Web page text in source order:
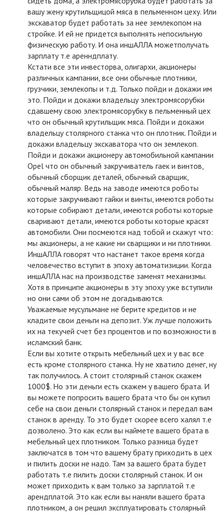
вашу жену крутильщицой мяса в пельменном цеху. Или
экскаватор будет работать за нее землекопом на
стройке. И ей не придется выполнять непосильную
физическую работу. И она иншАЛЛА можетполучать
зарплату т.е аренндплату.
Кстати все эти инвесторва, олигархи, акционеры
различных кампании, все они обычные плотники,
грузчики, землекопы и т.д. Только пойди и докажи им
это. Пойди и докажи владельцу электромясорубки
сдавшему свою электромясорубку в пельменный цех
что он обычный крутильщик мяса. Пойди и докажи
владельцу столярного станка что он плотник. Пойди и
докажи владельцу экскаватора что он землекоп.
Пойди и докажи акционеру автомобильной кампании
Opel что он обычный закручиватель гаек и винтов,
обычный сборщик деталей, обычный сварщик,
обычный маляр. Ведь на заводе имеются роботы
которые закручивают гайки и винты, имеются роботы
которые собирают детали, имеются роботы которые
сваривают детали, имеются роботы которые красят
автомобили. Они посмеются над тобой и скажут что:
мы акционеры, а не какие ни сварщики и ни плотники.
ИншАЛЛА говорят что настанет такое время когда
человечество вступит в эпоху автоматизиции. Когда
иншАЛЛА нас на производстве заменят механизмы.
Хотя в принципе акционеры в эту эпоху уже вступили
но они сами об этом не догадываются.
Уважаемые мусульмане не берите кредитов и не
кладите свои деньги на депозит. Уж лучше положить
их на текучей счет без процентов и по возможности в
исламский банк.
Если вы хотите открыть мебельный цех и у вас все
есть кроме столярного станка. Ну не хватило денег, ну
так получилось. А стоит столярный станок скажем
1000$. Но эти деньги есть скажем у вашего брата. И
вы можете попросить вашего брата что бы он купил
себе на свои деньги столярный станок и передал вам
станок в аренду. То это будет скорее всего халял т.е
дозволено. Это как если вы наймете вашего брата в
мебельный цех плотником. Только разница будет
заключатся в том что вашему брату приходить в цех
и пилить доски не надо. Там за вашего брата будет
работать т.е пилить доски столярный станок. И он
может приходить к вам только за зарплатой т.е
арендплатой. Это как если вы наняли вашего брата
плотником, а он решил эксплуатировать столярный